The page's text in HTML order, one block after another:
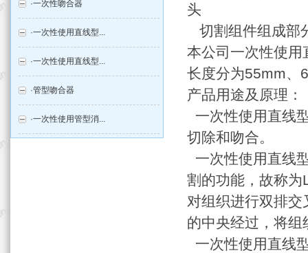
头
切割组件组成
本公司一次性使用
长度分为55mm、
产品用途及原理：
一次性使用直线
切除和吻合。
一次性使用直线
割的功能，故称
对组织进行双排
的中央经过，将组
一次性使用直线
·一次性吻合器
·一次性使用直线型...
·一次性使用直线型...
·管型吻合器
·一次性使用管型消...